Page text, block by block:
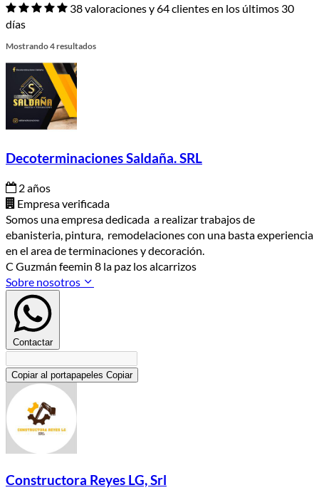
38 valoraciones y 64 clientes en los últimos 30
días
Mostrando 4 resultados
Decoterminaciones Saldaña. SRL
2 años
Empresa verificada
Somos una empresa dedicada a realizar trabajos de
ebanisteria, pintura, remodelaciones con una basta experiencia
en el area de terminaciones y decoración.
C Guzmán feemin 8 la paz los alcarrizos
Sobre nosotros
Contactar
Copiar al portapapeles Copiar
Constructora Reyes LG, Srl